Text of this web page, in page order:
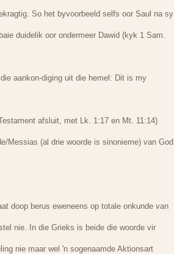
So het byvoorbeeld selfs oor Saul na sy
duidelik oor ondermeer Dawid (kyk 1 Sam.
aankon-diging uit die hemel: Dit is my
afsluit, met Lk. 1:17 en Mt. 11:14)
Messias (al drie woorde is sinonieme) van God
doop berus eweneens op totale onkunde van
nie. In die Grieks is beide die woorde vir
nie maar wel 'n sogenaamde Aktionsart